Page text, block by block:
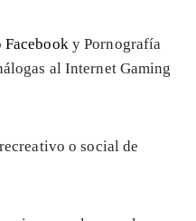
Facebook y Pornografía
al Internet Gaming
o social de